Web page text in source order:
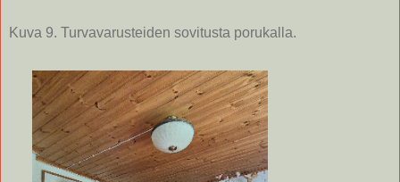
Kuva 9. Turvavarusteiden sovitusta porukalla.